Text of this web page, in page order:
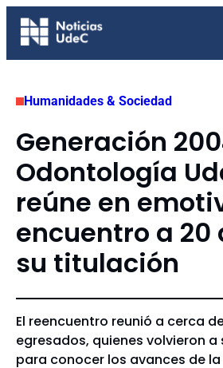
Saltar
Humanidades & Sociedad
Generación
Odontología
reúne en
encuentro a 20
su titulación
El reencuentro reunió a cerca
egresados, quienes volvieron a
para conocer los avances de